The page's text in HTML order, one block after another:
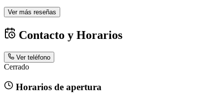
Ver más reseñas
Contacto y Horarios
Ver teléfono
Cerrado
Horarios de apertura